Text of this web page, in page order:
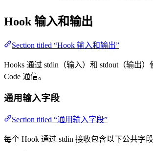
Hook 输入和输出
Section titled “Hook 输入和输出”
Hooks 通过 stdin（输入）和 stdout（输出）
Code 通信。
通用输入字段
Section titled “通用输入字段”
每个 Hook 通过 stdin 接收包含以下公共字段